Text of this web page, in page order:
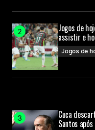
Jogos de
assistir e
Jogos de
Cuca
Santos